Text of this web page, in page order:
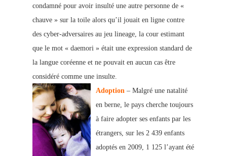
condamné pour avoir insulté une autre personne de «
chauve » sur la toile alors qu’il jouait en ligne contre
des cyber-adversaires au jeu lineage, la cour estimant
que le mot « daemori » était une expression standard de
la langue coréenne et ne pouvait en aucun cas être
considéré comme une insulte.
Adoption – Malgré une natalité
en berne, le pays cherche toujours
à faire adopter ses enfants par les
étrangers, sur les 2 439 enfants
adoptés en 2009, 1 125 l’ayant été